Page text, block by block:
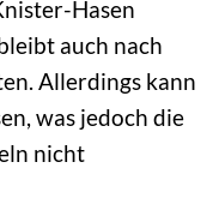
Hasen
auch nach
Allerdings kann
was jedoch die
nicht